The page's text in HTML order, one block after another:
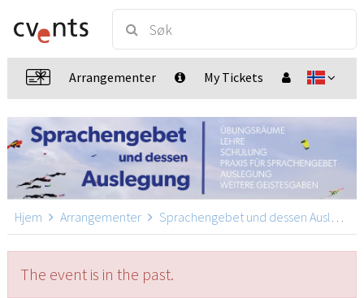
Arrangementer My Tickets
Hjem Arrangementer Sprachengebet und dessen Auslegung
The event is in the past.